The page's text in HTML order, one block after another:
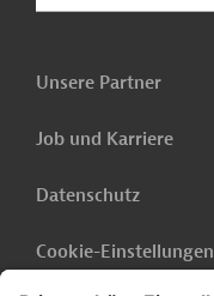
Unsere Partner
Job und Karriere
Datenschutz
Cookie-Einstellungen